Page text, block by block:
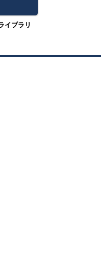
イブラリ